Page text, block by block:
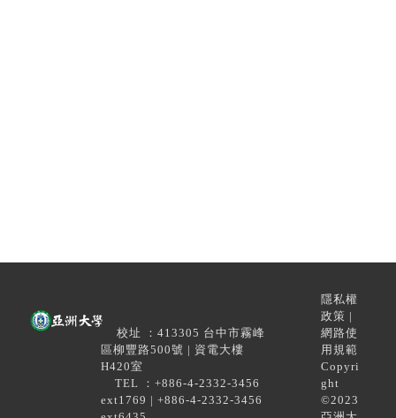
校址 ：413305 台中市霧峰
區柳豐路500號 | 資電大樓
H420室
TEL ：+886-4-2332-3456
ext1769 | +886-4-2332-3456
隱私權
政策 |
網路使
用規範
Copyri
ght
©2023